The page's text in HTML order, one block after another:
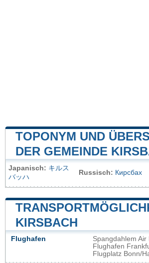
TOPONYM UND
DER GEMEINDE
Japanisch: キルス
バッハ
Russisch: Кирсбах
KIRSBACH
Flughafen Spangdahlem Air
Flughafen
Flugplatz Bonn/